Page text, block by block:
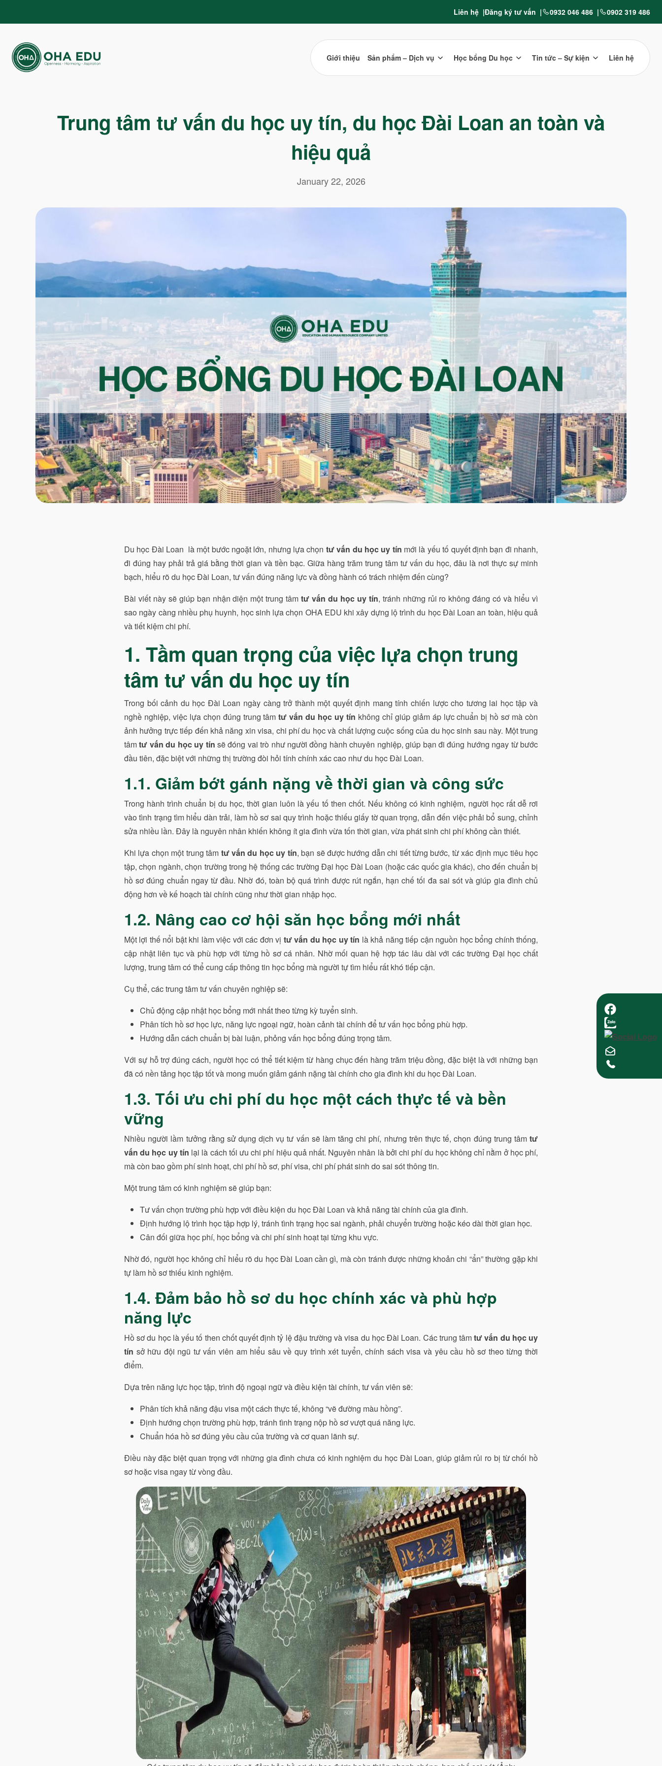
Liên hệ Đăng ký tư vấn 0932 046 486 0902 319 486
Giới thiệu Sản phẩm – Dịch vụ Học bổng Du học Tin tức – Sự kiện Liên hệ
Trung tâm tư vấn du học uy tín, du học Đài Loan an toàn và
hiệu quả
January 22, 2026
Du học Đài Loan là một bước ngoặt lớn, nhưng lựa chọn tư vấn du học uy tín mới là yếu tố quyết định bạn đi nhanh,
đi đúng hay phải trả giá bằng thời gian và tiền bạc. Giữa hàng trăm trung tâm tư vấn du học, đâu là nơi thực sự minh
bạch, hiểu rõ du học Đài Loan, tư vấn đúng năng lực và đồng hành có trách nhiệm đến cùng?
Bài viết này sẽ giúp bạn nhận diện một trung tâmtư vấn du học uy tín, tránh những rủi ro không đáng có và hiểu vì
sao ngày càng nhiều phụ huynh, học sinh lựa chọn OHA EDU khi xây dựng lộ trình du học Đài Loan an toàn, hiệu quả
và tiết kiệm chi phí.
1. Tầm quan trọng của việc lựa chọn trung
tâm tư vấn du học uy tín
Trong bối cảnh du học Đài Loan ngày càng trở thành một quyết định mang tính chiến lược cho tương lai học tập và
nghề nghiệp, việc lựa chọn đúng trung tâmtư vấn du học uy tín không chỉ giúp giảm áp lực chuẩn bị hồ sơ mà còn
ảnh hưởng trực tiếp đến khả năng xin visa, chi phí du học và chất lượng cuộc sống của du học sinh sau này. Một trung
tâmtư vấn du học uy tín sẽ đóng vai trò như người đồng hành chuyên nghiệp, giúp bạn đi đúng hướng ngay từ bước
đầu tiên, đặc biệt với những thị trường đòi hỏi tính chính xác cao như du học Đài Loan.
1.1. Giảm bớt gánh nặng về thời gian và công sức
Trong hành trình chuẩn bị du học, thời gian luôn là yếu tố then chốt. Nếu không có kinh nghiệm, người học rất dễ rơi
vào tình trạng tìm hiểu dàn trải, làm hồ sơ sai quy trình hoặc thiếu giấy tờ quan trọng, dẫn đến việc phải bổ sung, chỉnh
sửa nhiều lần. Đây là nguyên nhân khiến không ít gia đình vừa tốn thời gian, vừa phát sinh chi phí không cần thiết.
Khi lựa chọn một trung tâm tư vấn du học uy tín, bạn sẽ được hướng dẫn chi tiết từng bước, từ xác định mục tiêu học
tập, chọn ngành, chọn trường trong hệ thống các trường Đại học Đài Loan (hoặc các quốc gia khác), cho đến chuẩn bị
hồ sơ đúng chuẩn ngay từ đầu. Nhờ đó, toàn bộ quá trình được rút ngắn, hạn chế tối đa sai sót và giúp gia đình chủ
động hơn về kế hoạch tài chính cũng như thời gian nhập học.
1.2. Nâng cao cơ hội săn học bổng mới nhất
Một lợi thế nổi bật khi làm việc với các đơn vị tư vấn du học uy tín là khả năng tiếp cận nguồn học bổng chính thống,
cập nhật liên tục và phù hợp với từng hồ sơ cá nhân. Nhờ mối quan hệ hợp tác lâu dài với các trường Đại học chất
lượng, trung tâm có thể cung cấp thông tin học bổng mà người tự tìm hiểu rất khó tiếp cận.
Cụ thể, các trung tâm tư vấn chuyên nghiệp sẽ:
Chủ động cập nhật học bổng mới nhất theo từng kỳ tuyển sinh.
Phân tích hồ sơ học lực, năng lực ngoại ngữ, hoàn cảnh tài chính để tư vấn học bổng phù hợp.
Hướng dẫn cách chuẩn bị bài luận, phỏng vấn học bổng đúng trọng tâm.
Với sự hỗ trợ đúng cách, người học có thể tiết kiệm từ hàng chục đến hàng trăm triệu đồng, đặc biệt là với những bạn
đã có nền tảng học tập tốt và mong muốn giảm gánh nặng tài chính cho gia đình khi du học Đài Loan.
1.3. Tối ưu chi phí du học một cách thực tế và bền
vững
Nhiều người lầm tưởng rằng sử dụng dịch vụ tư vấn sẽ làm tăng chi phí, nhưng trên thực tế, chọn đúng trung tâm tư
vấn du học uy tín lại là cách tối ưu chi phí hiệu quả nhất. Nguyên nhân là bởi chi phí du học không chỉ nằm ở học phí,
mà còn bao gồm phí sinh hoạt, chi phí hồ sơ, phí visa, chi phí phát sinh do sai sót thông tin.
Một trung tâm có kinh nghiệm sẽ giúp bạn:
Tư vấn chọn trường phù hợp với điều kiện du học Đài Loan và khả năng tài chính của gia đình.
Định hướng lộ trình học tập hợp lý, tránh tình trạng học sai ngành, phải chuyển trường hoặc kéo dài thời gian học.
Cân đối giữa học phí, học bổng và chi phí sinh hoạt tại từng khu vực.
Nhờ đó, người học không chỉ hiểu rõ du học Đài Loan cần gì, mà còn tránh được những khoản chi “ẩn” thường gặp khi
tự làm hồ sơ thiếu kinh nghiệm.
1.4. Đảm bảo hồ sơ du học chính xác và phù hợp
năng lực
Hồ sơ du học là yếu tố then chốt quyết định tỷ lệ đậu trường và visa du học Đài Loan. Các trung tâmtư vấn du học uy
tín sở hữu đội ngũ tư vấn viên am hiểu sâu về quy trình xét tuyển, chính sách visa và yêu cầu hồ sơ theo từng thời
điểm.
Dựa trên năng lực học tập, trình độ ngoại ngữ và điều kiện tài chính, tư vấn viên sẽ:
Phân tích khả năng đậu visa một cách thực tế, không “vẽ đường màu hồng”.
Định hướng chọn trường phù hợp, tránh tình trạng nộp hồ sơ vượt quá năng lực.
Chuẩn hóa hồ sơ đúng yêu cầu của trường và cơ quan lãnh sự.
Điều này đặc biệt quan trọng với những gia đình chưa có kinh nghiệm du học Đài Loan, giúp giảm rủi ro bị từ chối hồ
sơ hoặc visa ngay từ vòng đầu.